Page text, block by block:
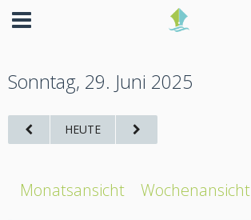
Sonntag, 29. Juni 2025
HEUTE
Monatsansicht Wochenansicht